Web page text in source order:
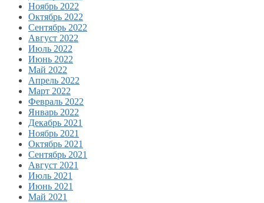
Ноябрь 2022
Октябрь 2022
Сентябрь 2022
Август 2022
Июль 2022
Июнь 2022
Май 2022
Апрель 2022
Март 2022
Февраль 2022
Январь 2022
Декабрь 2021
Ноябрь 2021
Октябрь 2021
Сентябрь 2021
Август 2021
Июль 2021
Июнь 2021
Май 2021